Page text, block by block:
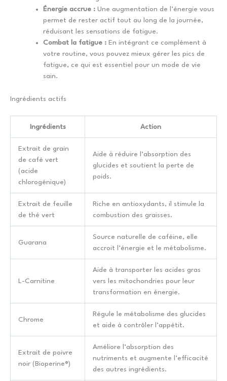
Énergie accrue : Une augmentation de l’énergie vous
permet de rester actif tout au long de la journée,
réduisant les sensations de fatigue.
Combat la fatigue : En intégrant ce complément à
votre routine, vous pouvez mieux gérer les pics de
fatigue, ce qui est essentiel pour un mode de vie
sain.
Ingrédients actifs
Ingrédients Action
Extrait de grain
de café vert
(acide
chlorogénique)
Aide à réduire l’absorption des
glucides et soutient la perte de
poids.
Extrait de feuille
de thé vert
Riche en antioxydants, il stimule la
combustion des graisses.
Guarana
Source naturelle de caféine, elle
accroit l’énergie et le métabolisme.
L-Carnitine
Aide à transporter les acides gras
vers les mitochondries pour leur
transformation en énergie.
Chrome
Régule le métabolisme des glucides
et aide à contrôler l’appétit.
Extrait de poivre
noir (Bioperine®)
Améliore l’absorption des
nutriments et augmente l’efficacité
des autres ingrédients.